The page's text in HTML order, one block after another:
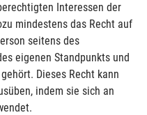
Interessen der
mindestens das Recht auf
seitens des
eigenen Standpunkts und
Dieses Recht kann
indem sie sich an